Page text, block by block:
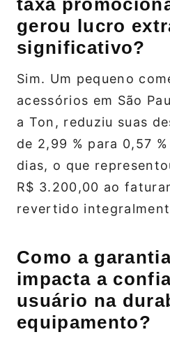
taxa
gerou lucro
significativo?
Sim. Um pequeno
acessórios em São
a Ton, reduziu suas
de 2,99 % para 0,57
dias, o que
R$ 3.200,00 ao
revertido
Como a
impacta a
usuário na
equipamento?